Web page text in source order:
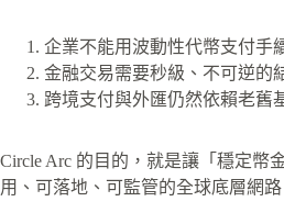
企業不能用波動性代幣支付手
金融交易需要秒級、不可逆的
跨境支付與外匯仍然依賴老舊
Circle Arc 的目的，就是讓「穩定幣
用、可落地、可監管的全球底層網路